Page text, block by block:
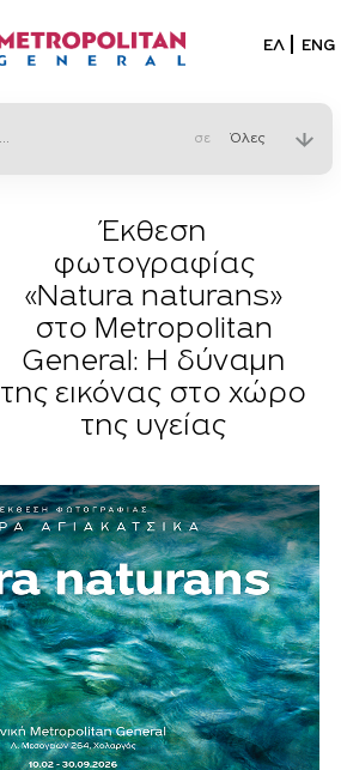
ΕΛ ENG
σε
Έκθεση
φωτογραφίας
«Natura naturans»
στο Metropolitan
General: Η δύναμη
της εικόνας στο χώρο
της υγείας